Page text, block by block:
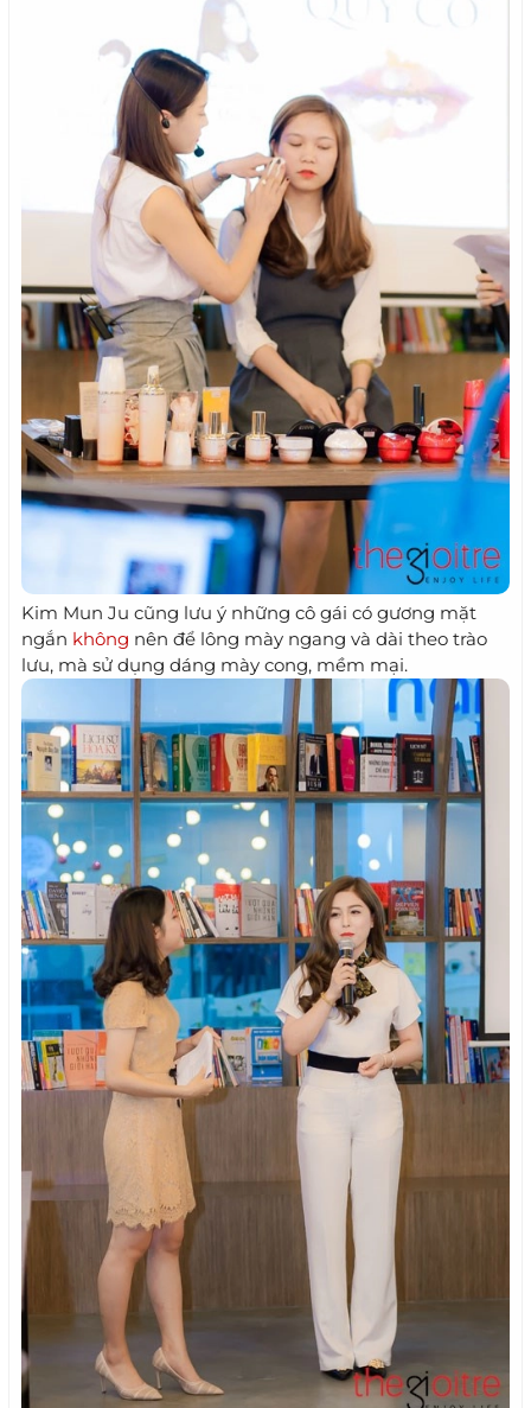
Kim Mun Ju cũng lưu ý những cô gái có gương mặt
ngắn không nên để lông mày ngang và dài theo trào
lưu, mà sử dụng dáng mày cong, mềm mại.